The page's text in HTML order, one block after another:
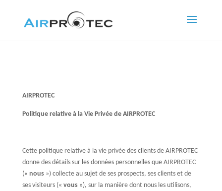
AIRPROTEC
Politique relative à la Vie Privée de AIRPROTEC
Cette politique relative à la vie privée des clients de AIRPROTEC
donne des détails sur les données personnelles que AIRPROTEC
(« nous») collecte au sujet de ses prospects, ses clients et de
ses visiteurs (« vous»), sur la manière dont nous les utilisons,